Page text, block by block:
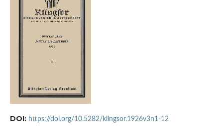
DOI: https://doi.org/10.5282/klingsor.1926v3n1-12